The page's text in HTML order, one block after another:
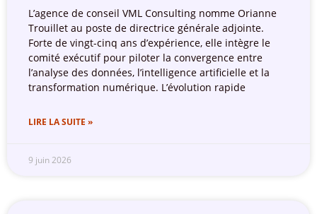
L’agence de conseil VML Consulting nomme Orianne
Trouillet au poste de directrice générale adjointe.
Forte de vingt-cinq ans d’expérience, elle intègre le
comité exécutif pour piloter la convergence entre
l’analyse des données, l’intelligence artificielle et la
transformation numérique. L’évolution rapide
LIRE LA SUITE »
9 juin 2026